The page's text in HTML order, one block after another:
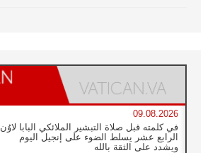
09.08.2026
في كلمته قبل صلاة التبشير الملائكي البابا لاوُن
الرابع عشر يسلط الضوء على إنجيل اليوم
ويشدد على الثقة بالله